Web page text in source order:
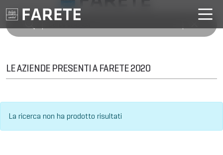
LE AZIENDE PRESENTI A FARETE 2020
La ricerca non ha prodotto risultati